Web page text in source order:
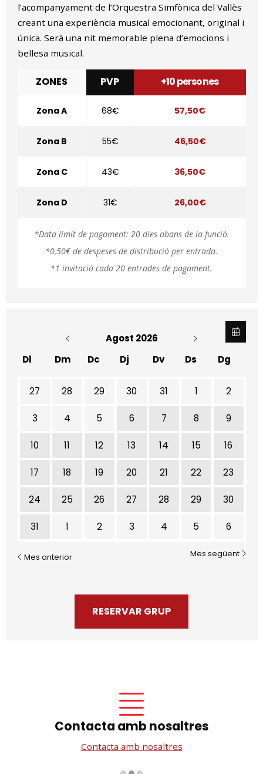
l’acompanyament de l’Orquestra Simfònica del Vallès
creant una experiència musical emocionant, original i
única. Serà una nit memorable plena d’emocions i
bellesa musical.
ZONES PVP +10 persones
Zona A 68€ 57,50€
Zona B 55€ 46,50€
Zona C 43€ 36,50€
Zona D 31€ 26,00€
*Data límit de pagament: 20 dies abans de la funció.
*0,50€ de despeses de distribució per entrada.
*1 invitació cada 20 entrades de pagament.
Agost 2026
Dl
Dm Dc Dj Dv Ds Dg
No hi ha cap activitat aquest mes
27 28 29 30 31 1 2
3 4 5 6 7 8 9
10 11 12 13 14 15 16
17 18 19 20 21 22 23
24 25 26 27 28 29 30
31 1 2 3 4 5 6
Mes anterior Mes següent
RESERVAR GRUP
Contacta amb nosaltres
Contacta amb nosaltres